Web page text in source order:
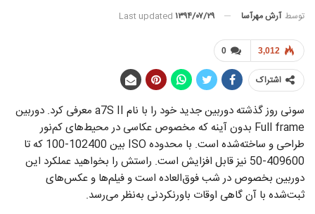
توسط آرش مهرآسا Last updated ۱۳۹۴/۰۷/۲۹
0 3,012
اشتراک
سونی روز گذشته دوربین جدید خود را با نام a7S II معرفی کرد. دوربین
Full frame بدون آینه که مخصوص عکاسی در محیط‌های کم‌نور
طراحی و ساخته‌شده است. با محدوده ISO بین 102400-100 که تا
409600-50 نیز قابل افزایش است. راستش را بخواهید عملکرد این
دوربین بخصوص در شب فوق‌العاده است و فیلم‌ها و عکس‌های
ثبت‌‌شده با آن گاهی اوقات باورنکردنی به‌نظر می‌رسد.